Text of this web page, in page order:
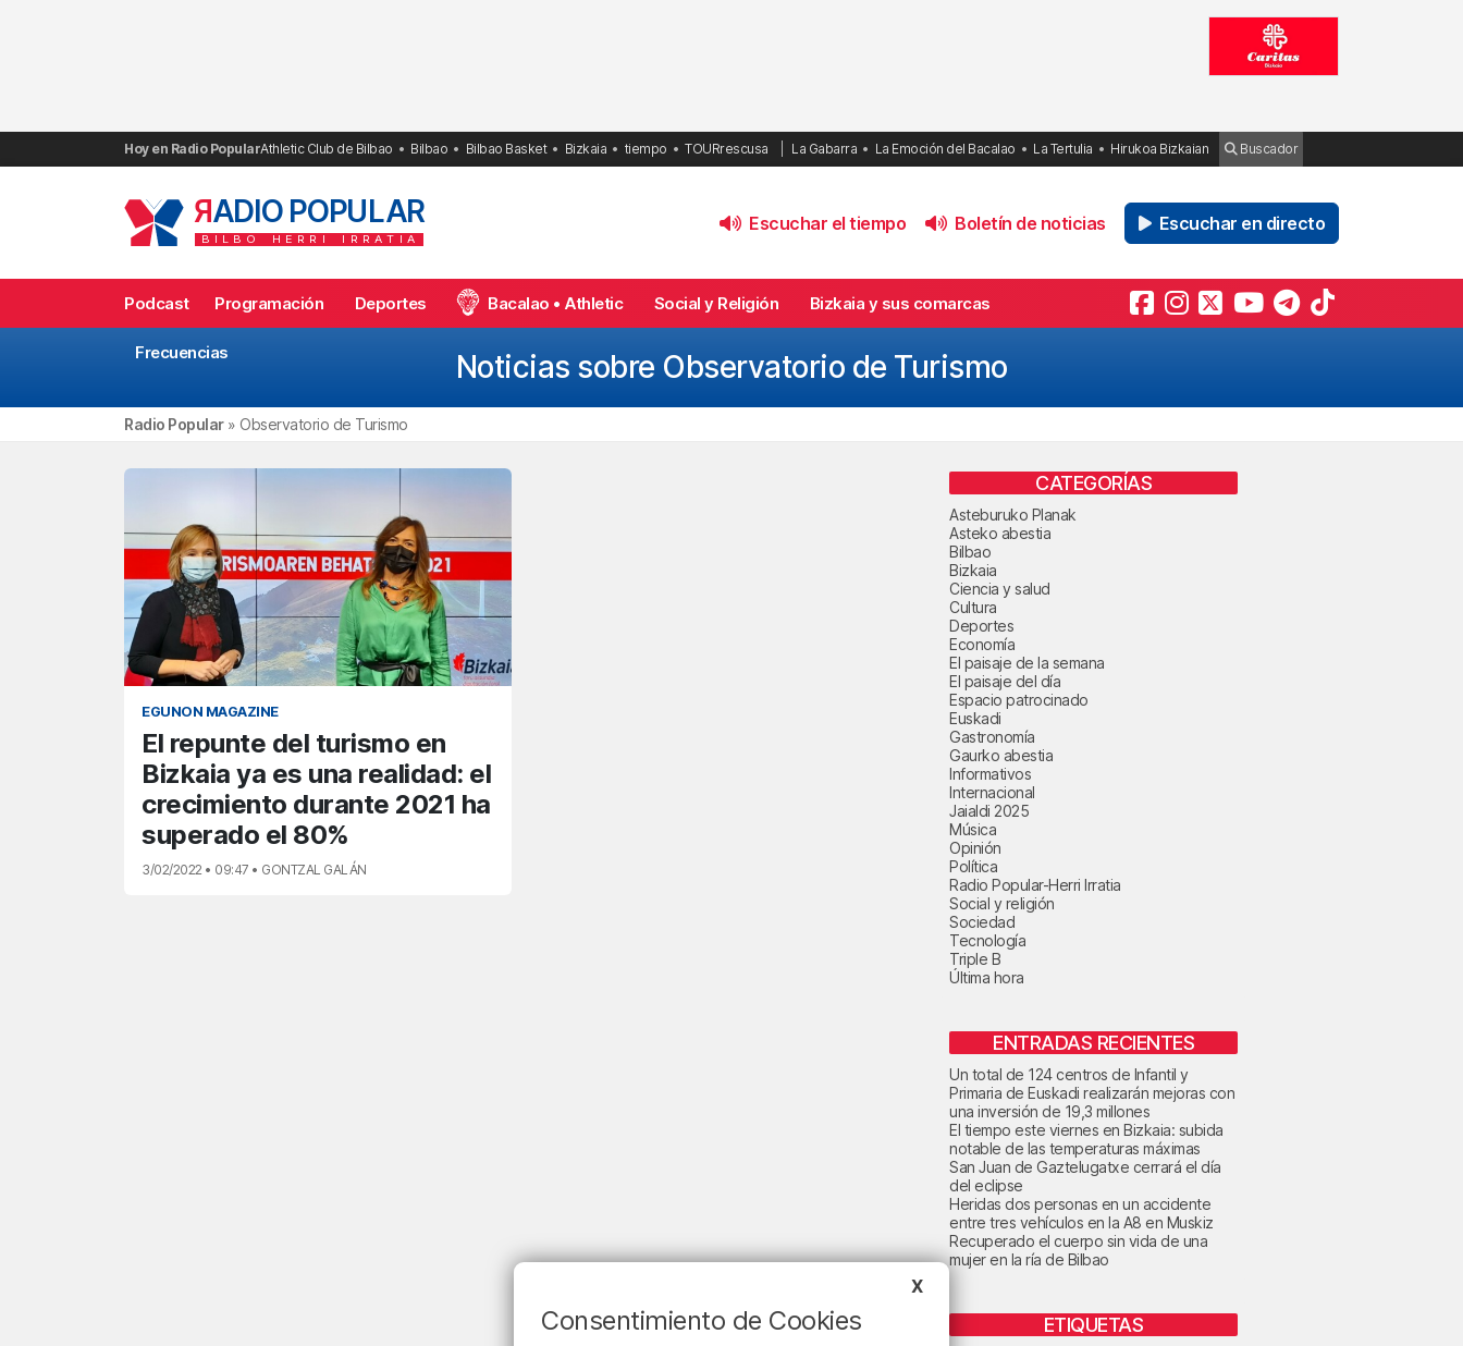
Hoy en Radio PopularAthletic Club de Bilbao Bilbao Bilbao Basket Bizkaia tiempo TOURrescusa La Gabarra La Emoción del Bacalao La Tertulia Hirukoa Bizkaian Buscador
RADIO POPULAR
BILBO HERRI IRRATIA
Escuchar el tiempo Boletín de noticias Escuchar en directo
Podcast Programación Deportes Bacalao • Athletic Social y Religión Bizkaia y sus comarcas
Frecuencias Noticias sobre Observatorio de Turismo
Radio Popular» Observatorio de Turismo
EGUNON MAGAZINE
El repunte del turismo en
Bizkaia ya es una realidad: el
crecimiento durante 2021 ha
superado el 80%
3/02/2022 • 09:47 • GONTZAL GALÁN
CATEGORÍAS
Asteburuko Planak
Asteko abestia
Bilbao
Bizkaia
Ciencia y salud
Cultura
Deportes
Economía
El paisaje de la semana
El paisaje del día
Espacio patrocinado
Euskadi
Gastronomía
Gaurko abestia
Informativos
Internacional
Jaialdi 2025
Música
Opinión
Política
Radio Popular-Herri Irratia
Social y religión
Sociedad
Tecnología
Triple B
Última hora
ENTRADAS RECIENTES
Un total de 124 centros de Infantil y
Primaria de Euskadi realizarán mejoras con
una inversión de 19,3 millones
El tiempo este viernes en Bizkaia: subida
notable de las temperaturas máximas
San Juan de Gaztelugatxe cerrará el día
del eclipse
Heridas dos personas en un accidente
entre tres vehículos en la A8 en Muskiz
Recuperado el cuerpo sin vida de una
mujer en la ría de Bilbao
ETIQUETAS
X
Consentimiento de Cookies